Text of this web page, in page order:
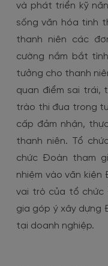
và phát triển kỹ
sống văn hóa tinh
thanh niên các
cường nắm bắt
tưởng cho thanh
quan điểm sai trái,
trào thi đua trong
cấp đảm nhận,
thanh niên. Tổ
chức Đoàn tham
nhiệm vào văn
vai trò của tổ chức
gia góp ý xây dựng
tại doanh nghiệp.